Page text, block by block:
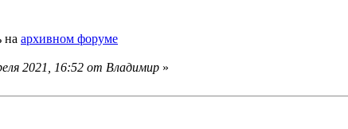
на архивном форуме
2021, 16:52 от Влaдимир »